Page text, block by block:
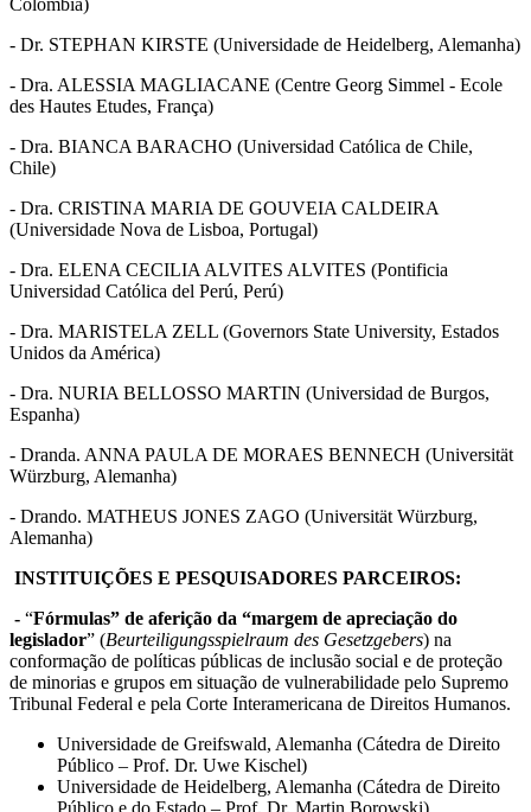
- Dr. STEPHAN KIRSTE (Universidade de Heidelberg, Alemanha)
- Dra. ALESSIA MAGLIACANE (Centre Georg Simmel - Ecole
des Hautes Etudes, França)
- Dra. BIANCA BARACHO (Universidad Católica de Chile,
Chile)
- Dra. CRISTINA MARIA DE GOUVEIA CALDEIRA
(Universidade Nova de Lisboa, Portugal)
- Dra. ELENA CECILIA ALVITES ALVITES (Pontificia
Universidad Católica del Perú, Perú)
- Dra. MARISTELA ZELL (Governors State University, Estados
Unidos da América)
- Dra. NURIA BELLOSSO MARTIN (Universidad de Burgos,
Espanha)
- Dranda. ANNA PAULA DE MORAES BENNECH (Universität
Würzburg, Alemanha)
- Drando. MATHEUS JONES ZAGO (Universität Würzburg,
Alemanha)
INSTITUIÇÕES E PESQUISADORES PARCEIROS:
- “Fórmulas” de aferição da “margem de apreciação do
legislador” (Beurteiligungsspielraum des Gesetzgebers) na
conformação de políticas públicas de inclusão social e de proteção
de minorias e grupos em situação de vulnerabilidade pelo Supremo
Tribunal Federal e pela Corte Interamericana de Direitos Humanos.
Universidade de Greifswald, Alemanha (Cátedra de Direito
Público – Prof. Dr. Uwe Kischel)
Universidade de Heidelberg, Alemanha (Cátedra de Direito
Público e do Estado – Prof. Dr. Martin Borowski)